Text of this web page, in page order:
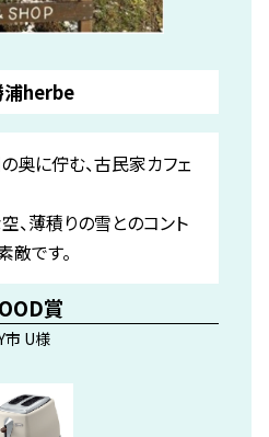
浦herbe
奥に佇む、古民家カフェ
、薄積りの雪とのコント
敵です。
賞
市 U様